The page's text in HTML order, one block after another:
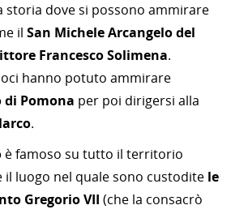
dove si possono ammirare
il San Michele Arcangelo del
Francesco Solimena.
hanno potuto ammirare
di Pomona per poi dirigersi alla
.
è famoso su tutto il territorio
il luogo nel quale sono custodite le
Gregorio VII (che la consacrò